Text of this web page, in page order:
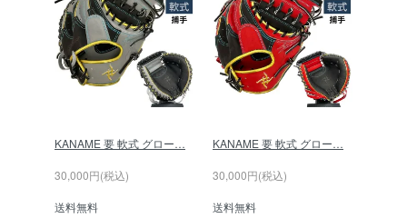
KANAME 要 軟式 グロー…
30,000円(税込)
送料無料
KANAME 要 軟式 グロー…
30,000円(税込)
送料無料